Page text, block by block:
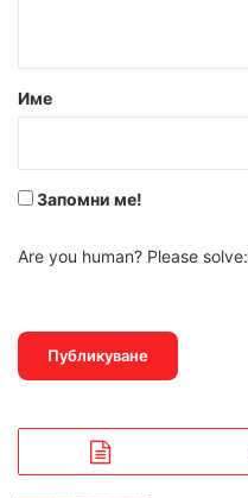
р
Име
Запомни ме!
Are you human? Please solve: